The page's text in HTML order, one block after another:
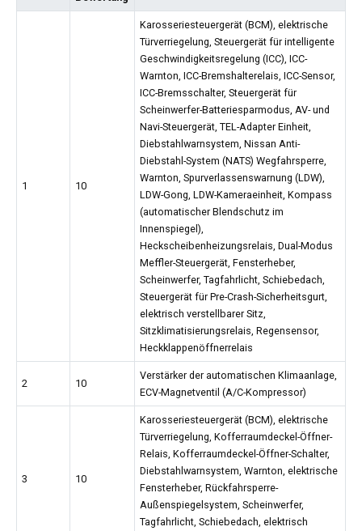
1 10
Karosseriesteuergerät (BCM), elektrische
Türverriegelung, Steuergerät für intelligente
Geschwindigkeitsregelung (ICC), ICC-
Warnton, ICC-Bremshalterelais, ICC-Sensor,
ICC-Bremsschalter, Steuergerät für
Scheinwerfer-Batteriesparmodus, AV- und
Navi-Steuergerät, TEL-Adapter Einheit,
Diebstahlwarnsystem, Nissan Anti-
Diebstahl-System (NATS) Wegfahrsperre,
Warnton, Spurverlassenswarnung (LDW),
LDW-Gong, LDW-Kameraeinheit, Kompass
(automatischer Blendschutz im
Innenspiegel),
Heckscheibenheizungsrelais, Dual-Modus
Meffler-Steuergerät, Fensterheber,
Scheinwerfer, Tagfahrlicht, Schiebedach,
Steuergerät für Pre-Crash-Sicherheitsgurt,
elektrisch verstellbarer Sitz,
Sitzklimatisierungsrelais, Regensensor,
Heckklappenöffnerrelais
2 10
Verstärker der automatischen Klimaanlage,
ECV-Magnetventil (A/C-Kompressor)
3 10
Karosseriesteuergerät (BCM), elektrische
Türverriegelung, Kofferraumdeckel-Öffner-
Relais, Kofferraumdeckel-Öffner-Schalter,
Diebstahlwarnsystem, Warnton, elektrische
Fensterheber, Rückfahrsperre-
Außenspiegelsystem, Scheinwerfer,
Tagfahrlicht, Schiebedach, elektrisch